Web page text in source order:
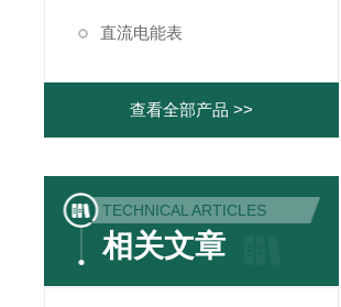
直流电能表
查看全部产品 >>
TECHNICAL ARTICLES
相关文章